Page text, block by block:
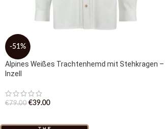
-51%
Alpines Weißes Trachtenhemd mit Stehkragen –
Inzell
€79.00 €39.00